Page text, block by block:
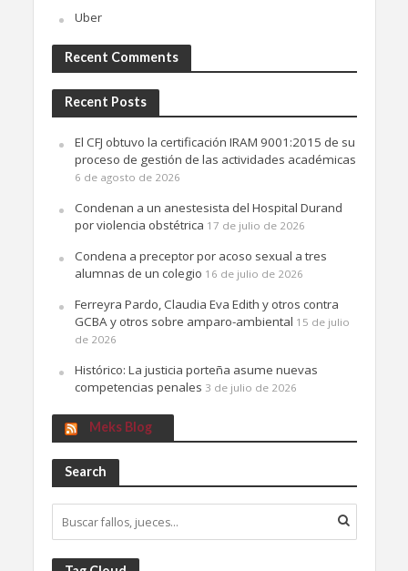
Uber
Recent Comments
Recent Posts
El CFJ obtuvo la certificación IRAM 9001:2015 de su
proceso de gestión de las actividades académicas
6 de agosto de 2026
Condenan a un anestesista del Hospital Durand
por violencia obstétrica 17 de julio de 2026
Condena a preceptor por acoso sexual a tres
alumnas de un colegio 16 de julio de 2026
Ferreyra Pardo, Claudia Eva Edith y otros contra
GCBA y otros sobre amparo-ambiental 15 de julio
de 2026
Histórico: La justicia porteña asume nuevas
competencias penales 3 de julio de 2026
Meks Blog
Search